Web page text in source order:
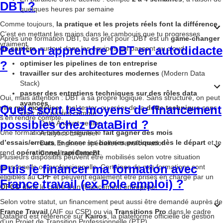
quelques heures par semaine
Comme toujours, la pratique et les projets réels font la différence.
C’est en mettant les mains dans le cambouis que tu progresses
vraiment.
DBT ?
Après une formation DBT, tu es prêt pour :DBT est ungame-changer
de carrière, surtout dans les équipes qui passent au cloud.
optimiser les pipelines de ton entreprise
travailler sur des architectures modernes (Modern Data
Stack)
passer des entretiens techniques sur des rôles data
avancés
viser des postes comme :
Data Analyst senior
Analytics Engineer
Data Engineer spécialisé transformation
Consultant Data BI
Peut-on apprendre DBT en autodidacte
?
Oui, mais attention : DBT a sa propre logique. Sans structure, on peut
vite mal modéliser, mal tester, ou créer de ladette techniquesans
s’en rendre compte.
Une formation bien construite tefait gagner des mois
d’essais/erreurs , te donne lesbonnes pratiques dès le départ et te
rend opérationnel rapidement
Quels sont les moyens de financement
possibles chez DataBird ?
Plusieurs dispositifs peuvent être mobilisés selon votre situation
personnelle ou professionnelle. Certaines de nos formations sont
éligibles auCPFet peuvent également être prises en charge par un
OPCOdans le cadre d’un financement entreprise.
Selon votre statut, un financement peut aussi être demandé auprès de
France Travail (AIF ou CSP) ou via Transitions Pro dans le cadre
d’un Projet de Transition Professionnelle (PTP).
Puis je financer ma formation avec
France travail (ex Pole emploi) ?
DataBird est référencé surKairos, la plateforme officielle de gestion